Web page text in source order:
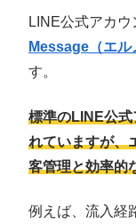
LINE公式アカウ
Message（エル
す。
標準のLINE公
れていますが、
客管理と効率的
例えば、流入経